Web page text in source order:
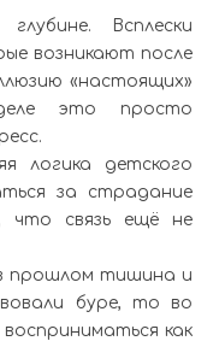
Всплески
возникают после
«настоящих»
это просто
логика детского
за страдание
что связь ещё не
в прошлом тишина и
буре, то во
как